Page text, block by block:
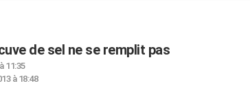
de sel ne se remplit pas
11:35
à 18:48